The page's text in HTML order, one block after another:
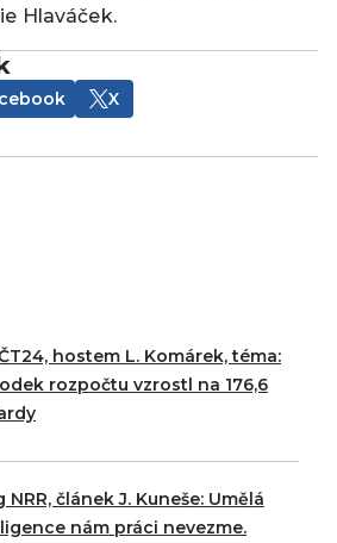
Hlaváček.
X
hostem L. Komárek, téma:
rozpočtu vzrostl na 176,6
NRR, článek J. Kuneše: Umělá
nám práci nevezme.